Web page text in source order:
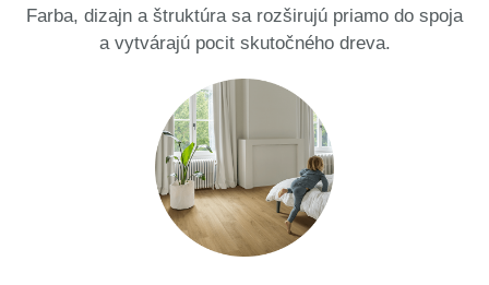
Farba, dizajn a štruktúra sa rozširujú priamo do spoja
a vytvárajú pocit skutočného dreva.